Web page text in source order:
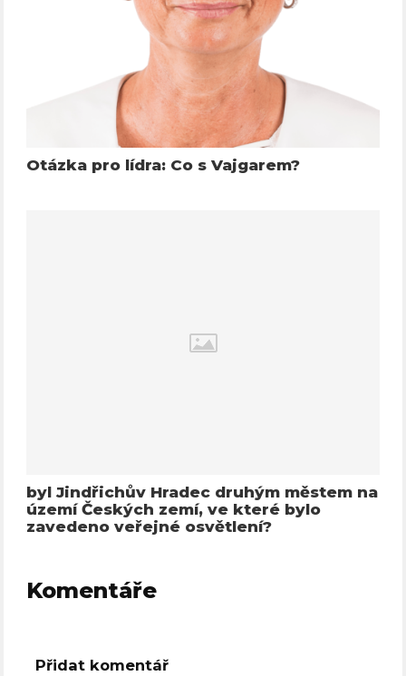
Otázka pro lídra: Co s Vajgarem?
byl Jindřichův Hradec druhým městem na
území Českých zemí, ve které bylo
zavedeno veřejné osvětlení?
Komentáře
Přidat komentář